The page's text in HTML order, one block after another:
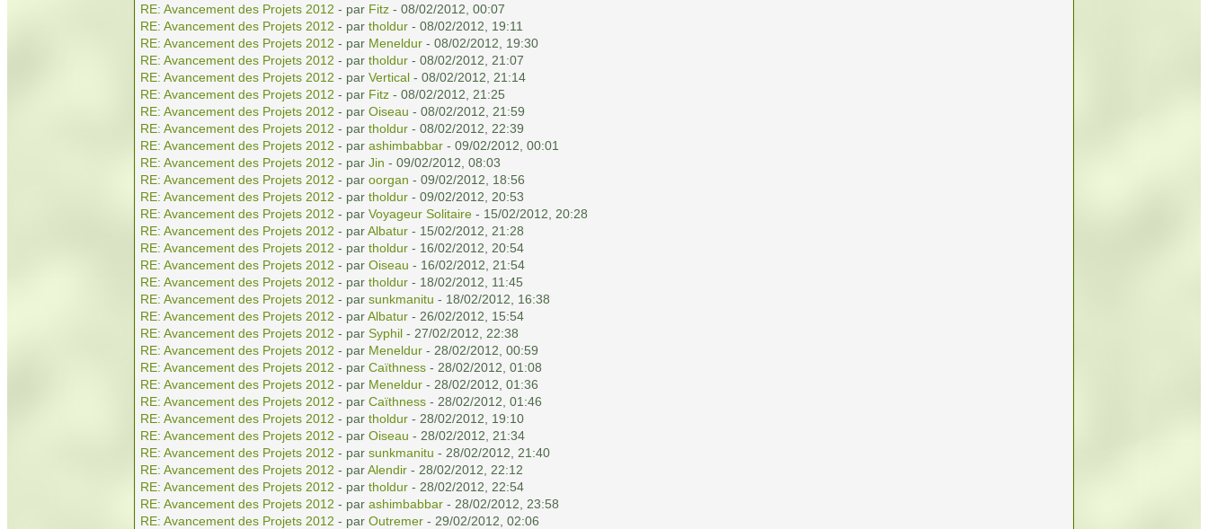
RE: Avancement des Projets 2012 - par Fitz- 08/02/2012, 00:07
RE: Avancement des Projets 2012 - par tholdur- 08/02/2012, 19:11
RE: Avancement des Projets 2012 - par Meneldur- 08/02/2012, 19:30
RE: Avancement des Projets 2012 - par tholdur- 08/02/2012, 21:07
RE: Avancement des Projets 2012 - par Vertical- 08/02/2012, 21:14
RE: Avancement des Projets 2012 - par Fitz- 08/02/2012, 21:25
RE: Avancement des Projets 2012 - par Oiseau - 08/02/2012, 21:59
RE: Avancement des Projets 2012 - par tholdur- 08/02/2012, 22:39
RE: Avancement des Projets 2012 - par ashimbabbar- 09/02/2012, 00:01
RE: Avancement des Projets 2012 - par Jin - 09/02/2012, 08:03
RE: Avancement des Projets 2012 - par oorgan - 09/02/2012, 18:56
RE: Avancement des Projets 2012 - par tholdur- 09/02/2012, 20:53
RE: Avancement des Projets 2012 - par Voyageur Solitaire- 15/02/2012, 20:28
RE: Avancement des Projets 2012 - parAlbatur- 15/02/2012, 21:28
RE: Avancement des Projets 2012 - par tholdur- 16/02/2012, 20:54
RE: Avancement des Projets 2012 - par Oiseau - 16/02/2012, 21:54
RE: Avancement des Projets 2012 - par tholdur- 18/02/2012, 11:45
RE: Avancement des Projets 2012 - par sunkmanitu - 18/02/2012, 16:38
RE: Avancement des Projets 2012 - parAlbatur- 26/02/2012, 15:54
RE: Avancement des Projets 2012 - par Syphil- 27/02/2012, 22:38
RE: Avancement des Projets 2012 - par Meneldur- 28/02/2012, 00:59
RE: Avancement des Projets 2012 - par Caïthness- 28/02/2012, 01:08
RE: Avancement des Projets 2012 - par Meneldur- 28/02/2012, 01:36
RE: Avancement des Projets 2012 - par Caïthness- 28/02/2012, 01:46
RE: Avancement des Projets 2012 - par tholdur- 28/02/2012, 19:10
RE: Avancement des Projets 2012 - par Oiseau - 28/02/2012, 21:34
RE: Avancement des Projets 2012 - par sunkmanitu - 28/02/2012, 21:40
RE: Avancement des Projets 2012 - parAlendir- 28/02/2012, 22:12
RE: Avancement des Projets 2012 - par tholdur- 28/02/2012, 22:54
RE: Avancement des Projets 2012 - par ashimbabbar- 28/02/2012, 23:58
RE: Avancement des Projets 2012 - par Outremer- 29/02/2012, 02:06